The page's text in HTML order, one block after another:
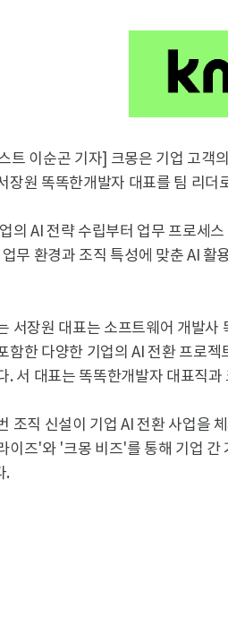
트 이순곤 기자] 크몽은 기업 고객
장원 똑똑한개발자 대표를 팀 리더
의 AI 전략 수립부터 업무 프로세
무 환경과 조직 특성에 맞춘 AI 활
서장원 대표는 소프트웨어 개발사
함한 다양한 기업의 AI 전환 프로
. 서 대표는 똑똑한개발자 대표직
조직 신설이 기업 AI 전환 사업을
이즈'와 '크몽 비즈'를 통해 기업
.